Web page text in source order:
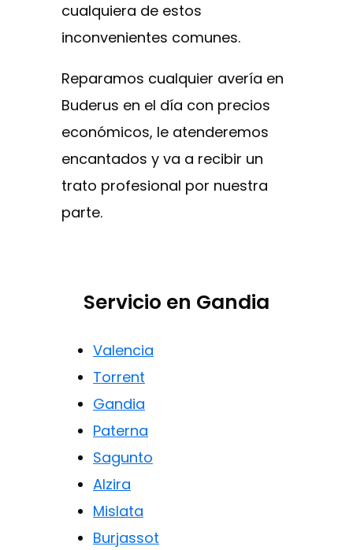
cualquiera de estos
inconvenientes comunes.
Reparamos cualquier avería en
Buderus en el día con precios
económicos, le atenderemos
encantados y va a recibir un
trato profesional por nuestra
parte.
Servicio en Gandia
Valencia
Torrent
Gandia
Paterna
Sagunto
Alzira
Mislata
Burjassot